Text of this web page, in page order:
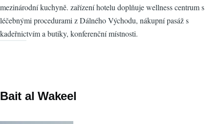
mezinárodní kuchyně. zařízení hotelu doplňuje wellness centrum s
léčebnými procedurami z Dálného Východu, nákupní pasáž s
kadeřnictvím a butiky, konferenční místnosti.
Bait al Wakeel